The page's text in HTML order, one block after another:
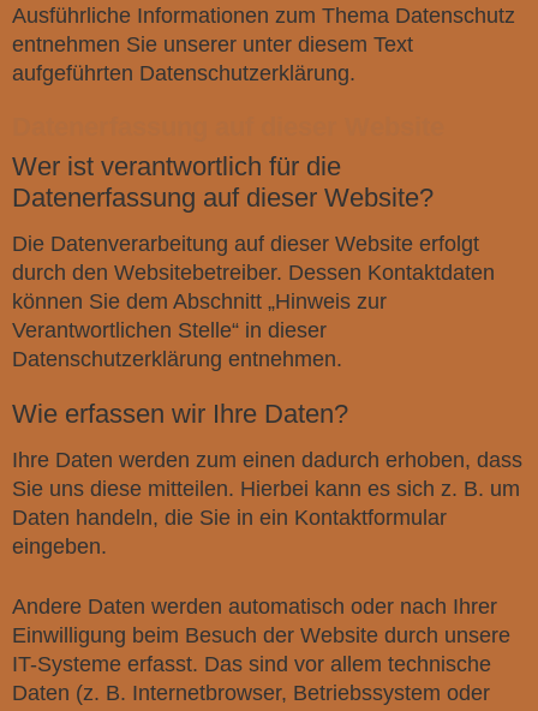
Ausführliche Informationen zum Thema Datenschutz
entnehmen Sie unserer unter diesem Text
aufgeführten Datenschutzerklärung.
Wer ist verantwortlich für die
Datenerfassung auf dieser Website?
Die Datenverarbeitung auf dieser Website erfolgt
durch den Websitebetreiber. Dessen Kontaktdaten
können Sie dem Abschnitt „Hinweis zur
Verantwortlichen Stelle“ in dieser
Datenschutzerklärung entnehmen.
Wie erfassen wir Ihre Daten?
Ihre Daten werden zum einen dadurch erhoben, dass
Sie uns diese mitteilen. Hierbei kann es sich z. B. um
Daten handeln, die Sie in ein Kontaktformular
eingeben.
Andere Daten werden automatisch oder nach Ihrer
Einwilligung beim Besuch der Website durch unsere
IT-Systeme erfasst. Das sind vor allem technische
Daten (z. B. Internetbrowser, Betriebssystem oder